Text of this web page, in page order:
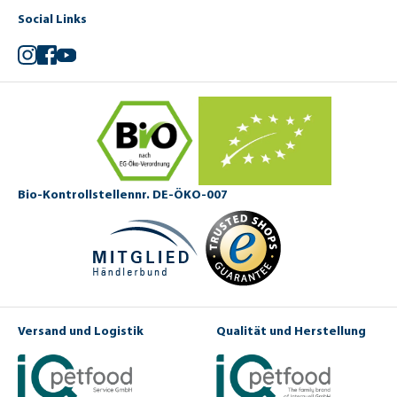
Social Links
Instagram
Facebook
YouTube
Bio-Kontrollstellennr. DE-ÖKO-007
Versand und Logistik Qualität und Herstellung